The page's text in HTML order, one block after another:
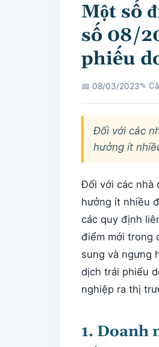
Một số
số 08/
phiếu
📅 08/03/2023✎
Đối với các
hưởng ít
Đối với các nhà
hưởng ít nhiều
các quy định
điểm mới trong
sung và ngưng
dịch trái phiếu
nghiệp ra thị
1. Doanh